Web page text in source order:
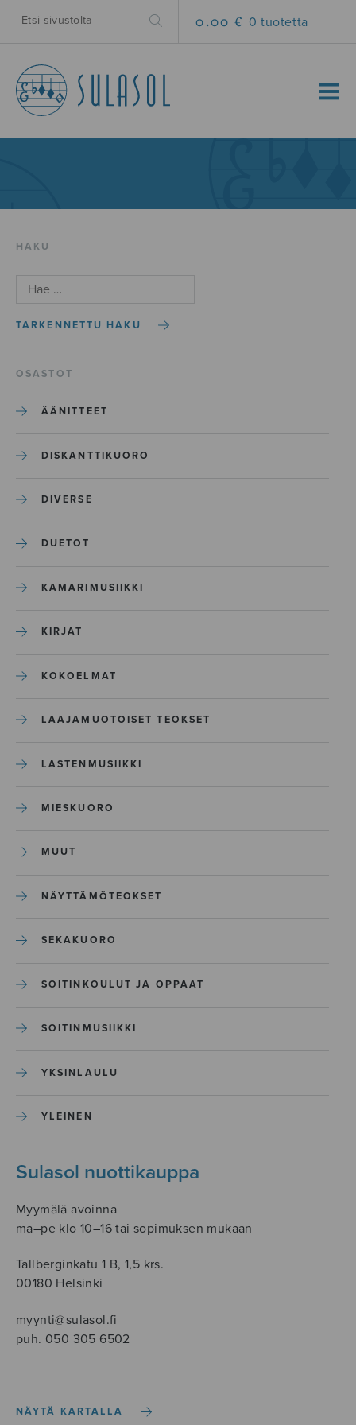
0.00 € 0 tuotetta
MENU
HAKU
TARKENNETTU HAKU
OSASTOT
ÄÄNITTEET
DISKANTTIKUORO
DIVERSE
DUETOT
KAMARIMUSIIKKI
KIRJAT
KOKOELMAT
LAAJAMUOTOISET TEOKSET
LASTENMUSIIKKI
MIESKUORO
MUUT
NÄYTTÄMÖTEOKSET
SEKAKUORO
SOITINKOULUT JA OPPAAT
SOITINMUSIIKKI
YKSINLAULU
YLEINEN
Sulasol nuottikauppa
Myymälä avoinna
ma–pe klo 10–16 tai sopimuksen mukaan
Tallberginkatu 1 B, 1,5 krs.
00180 Helsinki
myynti@sulasol.fi
puh. 050 305 6502
NÄYTÄ KARTALLA